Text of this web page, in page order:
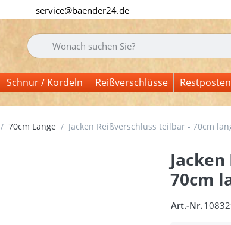
service@baender24.de
Geben Sie einen Suchbegriff ein. Während Sie
Schnur / Kordeln Reißverschlüsse Restposten
70cm Länge Jacken Reißverschluss teilbar - 70cm
70cm
Art.-Nr.